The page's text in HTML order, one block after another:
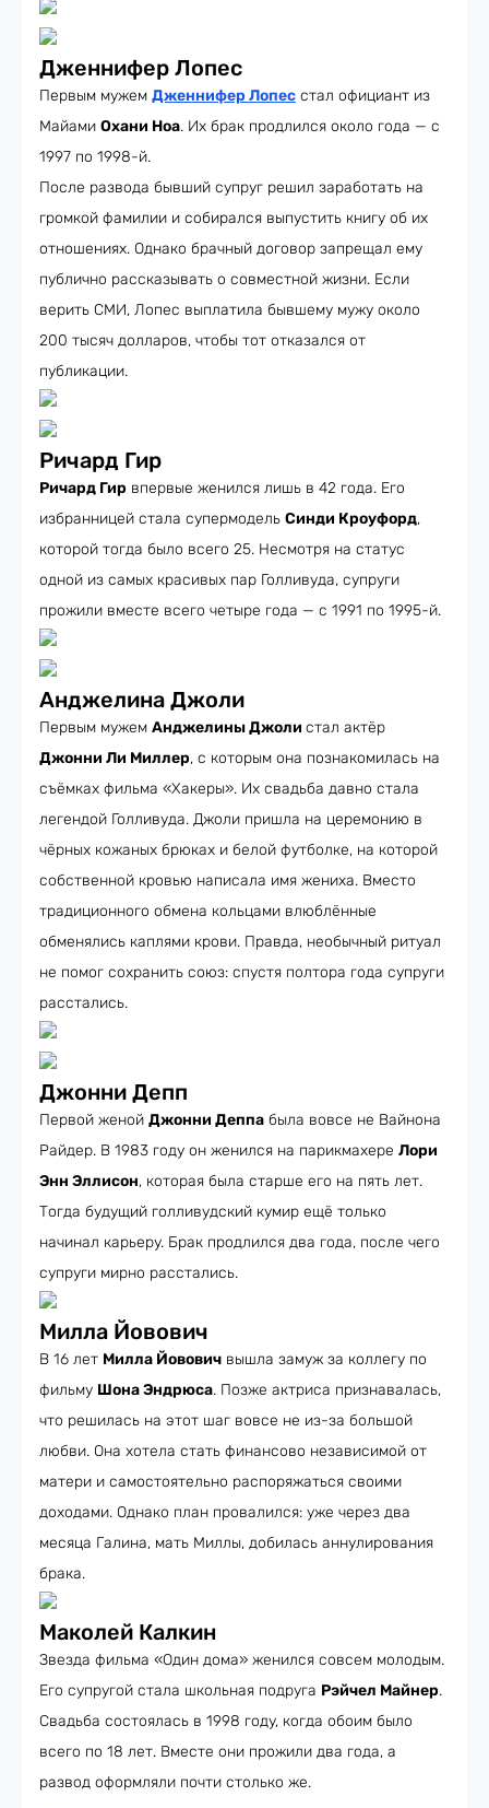
Дженнифер Лопес
Первым мужем Дженнифер Лопес стал официант из
Майами Охани Ноа. Их брак продлился около года — с
1997 по 1998-й.
После развода бывший супруг решил заработать на
громкой фамилии и собирался выпустить книгу об их
отношениях. Однако брачный договор запрещал ему
публично рассказывать о совместной жизни. Если
верить СМИ, Лопес выплатила бывшему мужу около
200 тысяч долларов, чтобы тот отказался от
публикации.
Ричард Гир
Ричард Гир впервые женился лишь в 42 года. Его
избранницей стала супермодель Синди Кроуфорд,
которой тогда было всего 25. Несмотря на статус
одной из самых красивых пар Голливуда, супруги
прожили вместе всего четыре года — с 1991 по 1995-й.
Анджелина Джоли
Первым мужем Анджелины Джоли стал актёр
Джонни Ли Миллер, с которым она познакомилась на
съёмках фильма «Хакеры». Их свадьба давно стала
легендой Голливуда. Джоли пришла на церемонию в
чёрных кожаных брюках и белой футболке, на которой
собственной кровью написала имя жениха. Вместо
традиционного обмена кольцами влюблённые
обменялись каплями крови. Правда, необычный ритуал
не помог сохранить союз: спустя полтора года супруги
расстались.
Джонни Депп
Первой женой Джонни Деппа была вовсе не Вайнона
Райдер. В 1983 году он женился на парикмахере Лори
Энн Эллисон, которая была старше его на пять лет.
Тогда будущий голливудский кумир ещё только
начинал карьеру. Брак продлился два года, после чего
супруги мирно расстались.
Милла Йовович
В 16 лет Милла Йовович вышла замуж за коллегу по
фильму Шона Эндрюса. Позже актриса признавалась,
что решилась на этот шаг вовсе не из-за большой
любви. Она хотела стать финансово независимой от
матери и самостоятельно распоряжаться своими
доходами. Однако план провалился: уже через два
месяца Галина, мать Миллы, добилась аннулирования
брака.
Маколей Калкин
Звезда фильма «Один дома» женился совсем молодым.
Его супругой стала школьная подруга Рэйчел Майнер.
Свадьба состоялась в 1998 году, когда обоим было
всего по 18 лет. Вместе они прожили два года, а
развод оформляли почти столько же.